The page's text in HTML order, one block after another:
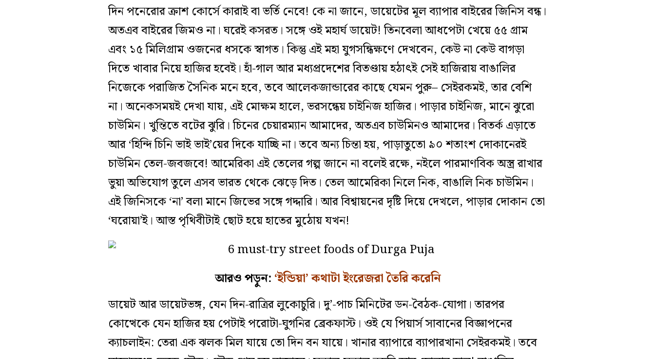
দিন পনেরোর ক্রাশ কোর্সে কারাই বা ভর্তি নেবে! কে না জানে, ডায়েটের মূল ব‌্যাপার বাইরের জিনিস বন্ধ।
অতএব বাইরের জিমও না। ঘরেই কসরত। সঙ্গে ওই মহার্ঘ ডায়েট! তিনবেলা আধপেটা খেয়ে ৫৫ গ্রাম
এবং ১৫ মিলিগ্রাম ওজনের ধসকে স্বাগত। কিন্তু এই মহা যুগসন্ধিক্ষণে দেখবেন, কেউ না কেউ বাগড়া
দিতে খাবার নিয়ে হাজির হবেই। হাঁ-গাল আর মধ্যপ্রদেশের বিতণ্ডায় হঠাৎই সেই হাজিরায় বাঙালির
নিজেকে পরাজিত সৈনিক মনে হবে, তবে আলেকজান্ডারের কাছে যেমন পুরু– সেইরকমই, তার বেশি
না। অনেকসময়ই দেখা যায়, এই মোক্ষম হালে, ভরসন্ধেয় চাইনিজ হাজির। পাড়ার চাইনিজ, মানে ঝুরো
চাউমিন। খুন্তিতে বটের ঝুরি। চিনের চেয়ারম্যান আমাদের, অতএব চাউমিনও আমাদের। বিতর্ক এড়াতে
আর ‘হিন্দি চিনি ভাই ভাই’য়ের দিকে যাচ্ছি না। তবে অন্য চিন্তা হয়, পাড়াতুতো ৯০ শতাংশ দোকানেরই
চাউমিন তেল-জবজবে! আমেরিকা এই তেলের গল্প জানে না বলেই রক্ষে, নইলে পারমাণবিক অস্ত্র রাখার
ভুয়া অভিযোগ তুলে এসব ভারত থেকে ঝেড়ে দিত। তেল আমেরিকা নিলে নিক, বাঙালি নিক চাউমিন।
এই জিনিসকে ‘না’ বলা মানে জিভের সঙ্গে গদ্দারি। আর বিশ্বায়নের দৃষ্টি দিয়ে দেখলে, পাড়ার দোকান তো
‘ঘরোয়া’ই। আস্ত পৃথিবীটাই ছোট হয়ে হাতের মুঠোয় যখন!
আরও পড়ুন: ‘ইন্ডিয়া’ কথাটা ইংরেজরা তৈরি করেনি
ডায়েট আর ডায়েটভঙ্গ, যেন দিন-রাত্রির লুকোচুরি। দু’-পাচ মিনিটের ডন-বৈঠক-যোগা। তারপর
কোত্থেকে যেন হাজির হয় পেটাই পরোটা-ঘুগনির ব্রেকফাস্ট। ওই যে পিয়ার্স সাবানের বিজ্ঞাপনের
ক‌্যাচলাইন: তেরা এক ঝলক মিল যায়ে তো দিন বন যায়ে। খানার ব‌্যাপারে ব‌্যাপারখানা সেইরকমই। তবে